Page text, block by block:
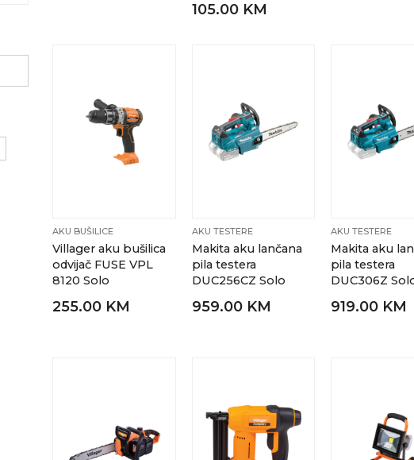
105.00 KM
AKU BUŠILICE
Villager aku bušilica
odvijač FUSE VPL
8120 Solo
255.00 KM
AKU TESTERE
Makita aku lančana
pila testera
DUC256CZ Solo
959.00 KM
AKU TESTERE
Makita aku
pila testera
DUC306Z
919.00 KM